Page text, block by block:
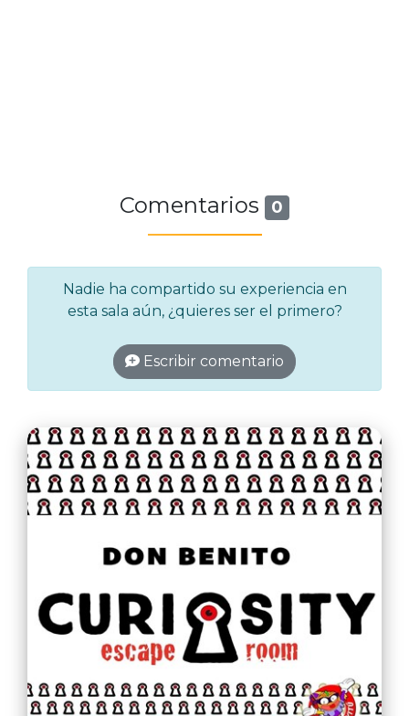
Comentarios 0
Nadie ha compartido su experiencia en
esta sala aún, ¿quieres ser el primero?
Escribir comentario